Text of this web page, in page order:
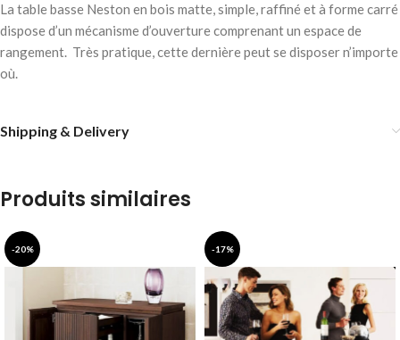
La table basse Neston en bois matte, simple, raffiné et à forme carré
dispose d’un mécanisme d’ouverture comprenant un espace de
rangement. Très pratique, cette dernière peut se disposer n’importe
où.
Shipping & Delivery
Produits similaires
-20% -17%